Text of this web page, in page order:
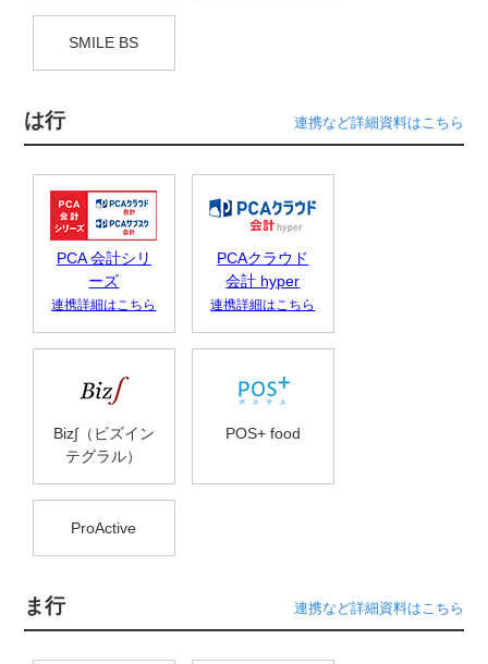
SMILE BS
は行 連携など詳細資料はこちら
PCA 会計シリ
ーズ
連携詳細はこちら
PCAクラウド
会計 hyper
連携詳細はこちら
Biz∫（ビズイン
テグラル）
POS+ food
ProActive
ま行 連携など詳細資料はこちら